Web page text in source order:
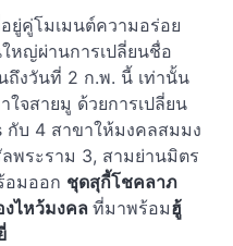
ยู่คู่โมเมนต์ความอร่อย
หญ่ผ่านการเปลี่ยนชื่อ
ถึงวันที่ 2 ก.พ. นี้ เท่านั้น
ใจสายมู ด้วยการเปลี่ยน
กับ 4 สาขาให้มงคลสมมง
พระราม 3, สามย่านมิตร
อมออก ชุดสุกี้โชคลาภ
งไหว้มงคลที่มาพร้อมฮู้